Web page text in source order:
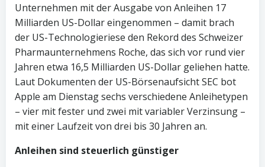
Unternehmen mit der Ausgabe von Anleihen 17
Milliarden US-Dollar eingenommen – damit brach
der US-Technologieriese den Rekord des Schweizer
Pharmaunternehmens Roche, das sich vor rund vier
Jahren etwa 16,5 Milliarden US-Dollar geliehen hatte.
Laut Dokumenten der US-Börsenaufsicht SEC bot
Apple am Dienstag sechs verschiedene Anleihetypen
– vier mit fester und zwei mit variabler Verzinsung –
mit einer Laufzeit von drei bis 30 Jahren an.
Anleihen sind steuerlich günstiger